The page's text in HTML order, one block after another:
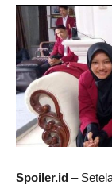
Spoiler.id –